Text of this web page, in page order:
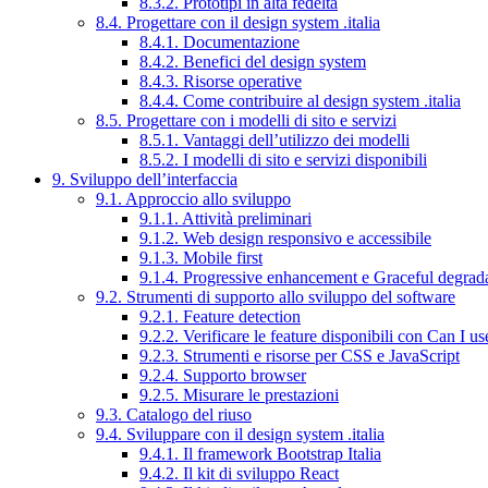
8.4. Progettare con il design system .italia
8.4.1. Documentazione
8.4.2. Benefici del design system
8.4.3. Risorse operative
8.4.4. Come contribuire al design system .italia
8.5. Progettare con i modelli di sito e servizi
8.5.1. Vantaggi dell’utilizzo dei modelli
8.5.2. I modelli di sito e servizi disponibili
9. Sviluppo dell’interfaccia
9.1. Approccio allo sviluppo
9.1.1. Attività preliminari
9.1.2. Web design responsivo e accessibile
9.1.3. Mobile first
9.1.4. Progressive enhancement e Graceful
9.2. Strumenti di supporto allo sviluppo del software
9.2.1. Feature detection
9.2.2. Verificare le feature disponibili con Can I
9.2.3. Strumenti e risorse per CSS e JavaScript
9.2.4. Supporto browser
9.2.5. Misurare le prestazioni
9.3. Catalogo del riuso
9.4. Sviluppare con il design system .italia
9.4.1. Il framework Bootstrap Italia
9.4.2. Il kit di sviluppo React